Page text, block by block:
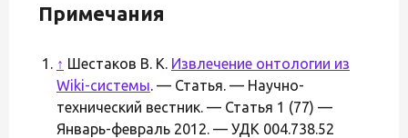
Примечания
↑ Шестаков В. К. Извлечение онтологии из
Wiki-системы. — Статья. — Научно-
технический вестник. — Статья 1 (77) —
Январь-февраль 2012. — УДК 004.738.52